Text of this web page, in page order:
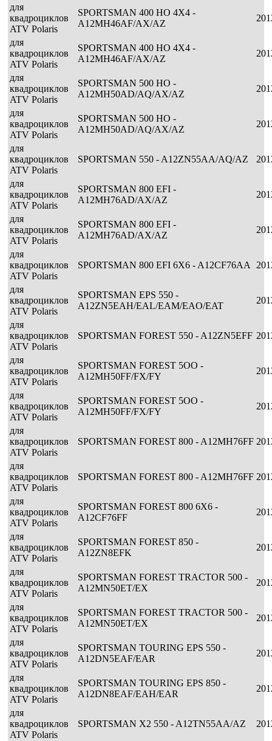
для
квадроциклов
ATV Polaris
SPORTSMAN 400 HO 4X4 -
A12MH46AF/AX/AZ
для
квадроциклов
ATV Polaris
SPORTSMAN 400 HO 4X4 -
A12MH46AF/AX/AZ
для
квадроциклов
ATV Polaris
SPORTSMAN 500 HO -
A12MH50AD/AQ/AX/AZ
для
квадроциклов
ATV Polaris
SPORTSMAN 500 HO -
A12MH50AD/AQ/AX/AZ
для
квадроциклов
ATV Polaris
SPORTSMAN 550 - A12ZN55AA/AQ/AZ
для
квадроциклов
ATV Polaris
SPORTSMAN 800 EFI -
A12MH76AD/AX/AZ
для
квадроциклов
ATV Polaris
SPORTSMAN 800 EFI -
A12MH76AD/AX/AZ
для
квадроциклов
ATV Polaris
SPORTSMAN 800 EFI 6X6 - A12CF76AA
для
квадроциклов
ATV Polaris
SPORTSMAN EPS 550 -
A12ZN5EAH/EAL/EAM/EAO/EAT
для
квадроциклов
ATV Polaris
SPORTSMAN FOREST 550 - A12ZN5EFF
для
квадроциклов
ATV Polaris
SPORTSMAN FOREST 5OO -
A12MH50FF/FX/FY
для
квадроциклов
ATV Polaris
SPORTSMAN FOREST 5OO -
A12MH50FF/FX/FY
для
квадроциклов
ATV Polaris
SPORTSMAN FOREST 800 - A12MH76FF
для
квадроциклов
ATV Polaris
SPORTSMAN FOREST 800 - A12MH76FF
для
квадроциклов
ATV Polaris
SPORTSMAN FOREST 800 6X6 -
A12CF76FF
для
квадроциклов
ATV Polaris
SPORTSMAN FOREST 850 -
A12ZN8EFK
для
квадроциклов
ATV Polaris
SPORTSMAN FOREST TRACTOR 500 -
A12MN50ET/EX
для
квадроциклов
ATV Polaris
SPORTSMAN FOREST TRACTOR 500 -
A12MN50ET/EX
для
квадроциклов
ATV Polaris
SPORTSMAN TOURING EPS 550 -
A12DN5EAF/EAR
для
квадроциклов
ATV Polaris
SPORTSMAN TOURING EPS 850 -
A12DN8EAF/EAH/EAR
для
квадроциклов
ATV Polaris
SPORTSMAN X2 550 - A12TN55AA/AZ